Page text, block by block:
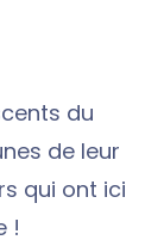
du
de leur
qui ont ici
!